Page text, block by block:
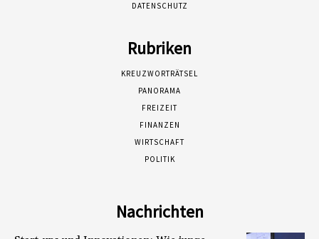
DATENSCHUTZ
Rubriken
KREUZWORTRÄTSEL
PANORAMA
FREIZEIT
FINANZEN
WIRTSCHAFT
POLITIK
Nachrichten